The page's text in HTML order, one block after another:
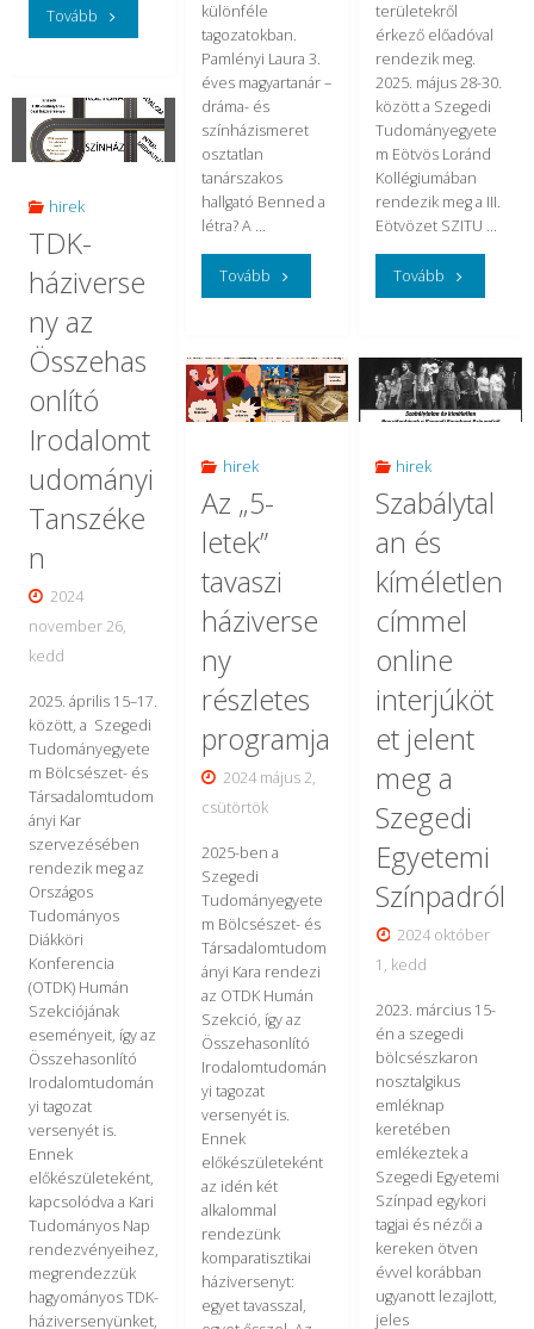
Tovább"Elsős
tájékoztatója
szeptember
este
különféle
tagozatokban.
Pamlényi Laura 3.
éves magyartanár –
dráma- és
színházismeret
osztatlan
tanárszakos
hallgató Benned a
létra? A …
Tovább "Színháztudomány
irodalomelmélet
–
OTDK-
n"
területekről
érkező előadóval
rendezik meg.
2025. május 28-30.
között a Szegedi
Tudományegyete
m Eötvös Loránd
Kollégiumában
rendezik meg a III.
Eötvözet SZITU …
Tovább"Újra
találkoznak
a
hirek
TDK-
háziverse
ny az
Összehas
onlító
Irodalomt
udományi
Tanszéke
n
2024
november 26,
kedd
2025. április 15–17.
között, a Szegedi
Tudományegyete
m Bölcsészet- és
Társadalomtudom
ányi Kar
szervezésében
rendezik meg az
Országos
Tudományos
Diákköri
Konferencia
(OTDK) Humán
Szekciójának
eseményeit, így az
Összehasonlító
Irodalomtudomán
yi tagozat
versenyét is.
Ennek
előkészületeként,
kapcsolódva a Kari
Tudományos Nap
rendezvényeihez,
megrendezzük
hagyományos TDK-
háziversenyünket,
hirek
Szabálytal
an és
kíméletlen
címmel
online
interjúköt
et jelent
meg a
Szegedi
Egyetemi
Színpadról
2024 október
1, kedd
2023. március 15-
én a szegedi
bölcsészkaron
nosztalgikus
emléknap
keretében
emlékeztek a
Szegedi Egyetemi
Színpad egykori
tagjai és nézői a
kereken ötven
évvel korábban
ugyanott lezajlott,
jeles
hirek
Az „5-
letek”
tavaszi
háziverse
ny
részletes
programja
2024 május 2,
csütörtök
2025-ben a
Szegedi
Tudományegyete
m Bölcsészet- és
Társadalomtudom
ányi Kara rendezi
az OTDK Humán
Szekció, így az
Összehasonlító
Irodalomtudomán
yi tagozat
versenyét is.
Ennek
előkészületeként
az idén két
alkalommal
rendezünk
komparatisztikai
háziversenyt:
egyet tavasszal,